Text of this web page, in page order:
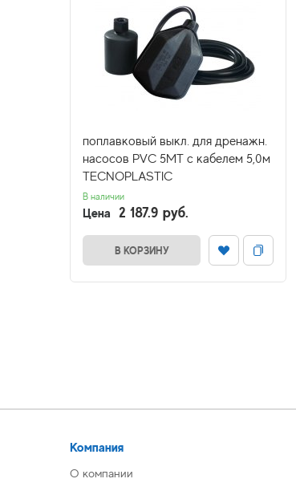
поплавковый выкл. для дренажн.
насосов PVC 5MT с кабелем 5,0м
TECNOPLASTIC
В наличии
Цена 2 187.9 руб.
В КОРЗИНУ
Компания
О компании